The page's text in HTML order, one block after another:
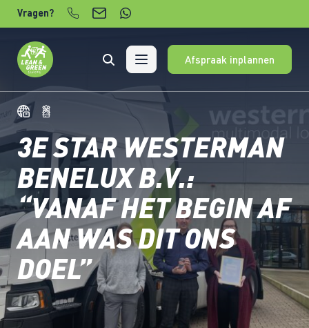
Verder naar content
Vragen?
Afspraak inplannen
3E STAR WESTERMAN
BENELUX B.V.:
“VANAF HET BEGIN AF
AAN WAS DIT ONS
DOEL”